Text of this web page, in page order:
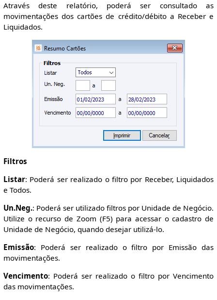
Através deste relatório, poderá ser consultado as
movimentações dos cartões de crédito/débito a Receber e
Liquidados.
Filtros
Listar: Poderá ser realizado o filtro por Receber, Liquidados
e Todos.
Un.Neg.: Poderá ser utilizado filtros por Unidade de Negócio.
Utilize o recurso de Zoom (F5) para acessar o cadastro de
Unidade de Negócio, quando desejar utilizá-lo.
Emissão: Poderá ser realizado o filtro por Emissão das
movimentações.
Vencimento: Poderá ser realizado o filtro por Vencimento
das movimentações.